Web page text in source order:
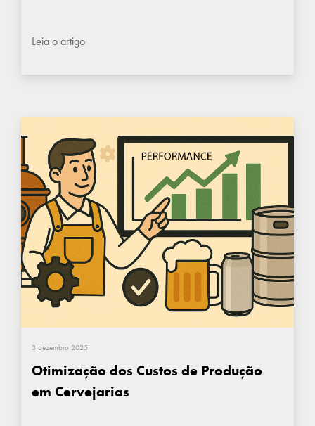
Leia o artigo
3 dezembro 2025
Otimização dos Custos de Produção
em Cervejarias